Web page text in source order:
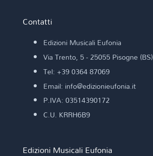
Contatti
Edizioni Musicali Eufonia
Via Trento, 5 - 25055 Pisogne (BS)
Tel: +39 0364 87069
Email: info@edizionieufonia.it
P.IVA: 03514390172
C.U. KRRH6B9
Edizioni Musicali Eufonia